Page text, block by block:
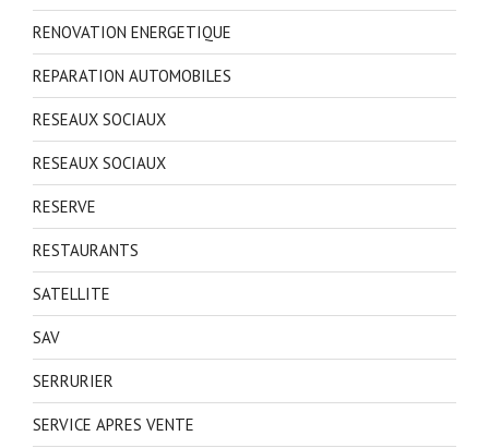
RENOVATION ENERGETIQUE
REPARATION AUTOMOBILES
RESEAUX SOCIAUX
RESEAUX SOCIAUX
RESERVE
RESTAURANTS
SATELLITE
SAV
SERRURIER
SERVICE APRES VENTE